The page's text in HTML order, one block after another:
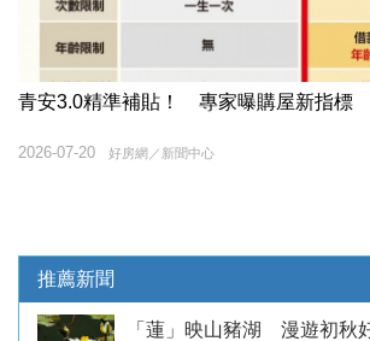
青安3.0精準補貼！ 專家曝購屋新指標
好房網／新聞中心
2026-07-20
推薦新聞
「蓮」映山豬湖 漫遊初秋